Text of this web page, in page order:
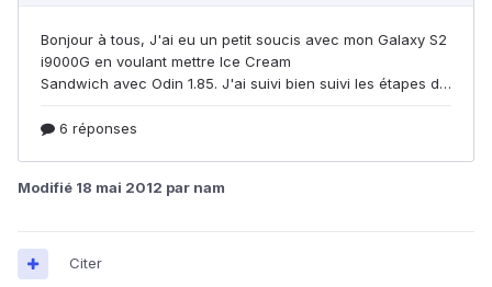
Modifié 18 mai 2012 par nam
Citer